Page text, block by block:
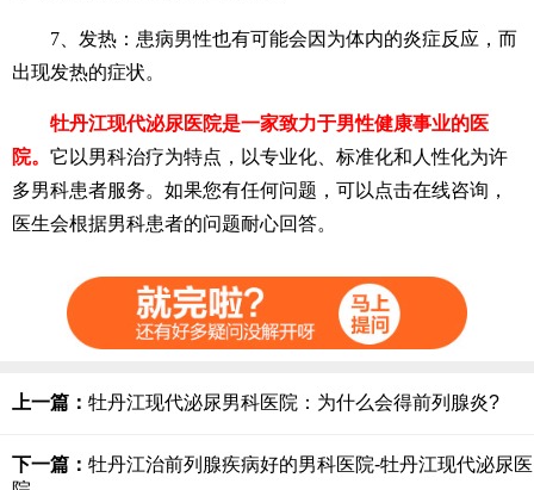
7、发热：患病男性也有可能会因为体内的炎症反应，而
出现发热的症状。
牡丹江现代泌尿医院是一家致力于男性健康事业的医
院。 它以男科治疗为特点，以专业化、标准化和人性化为许
多男科患者服务。如果您有任何问题，可以点击在线咨询，
医生会根据男科患者的问题耐心回答。
上一篇： 牡丹江现代泌尿男科医院：为什么会得前列腺炎?​
下一篇： 牡丹江治前列腺疾病好的男科医院​-牡丹江现代泌尿医